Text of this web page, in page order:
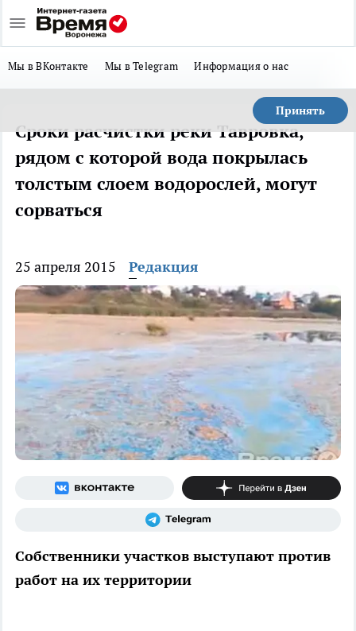
Мы в ВКонтакте Мы в Telegram Информация о нас
Принять
Сроки расчистки реки Тавровка,
рядом с которой вода покрылась
толстым слоем водорослей, могут
сорваться
25 апреля 2015 Редакция
Собственники участков выступают против
работ на их территории